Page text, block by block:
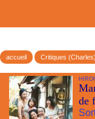
accueil Critiques (Charles)
de